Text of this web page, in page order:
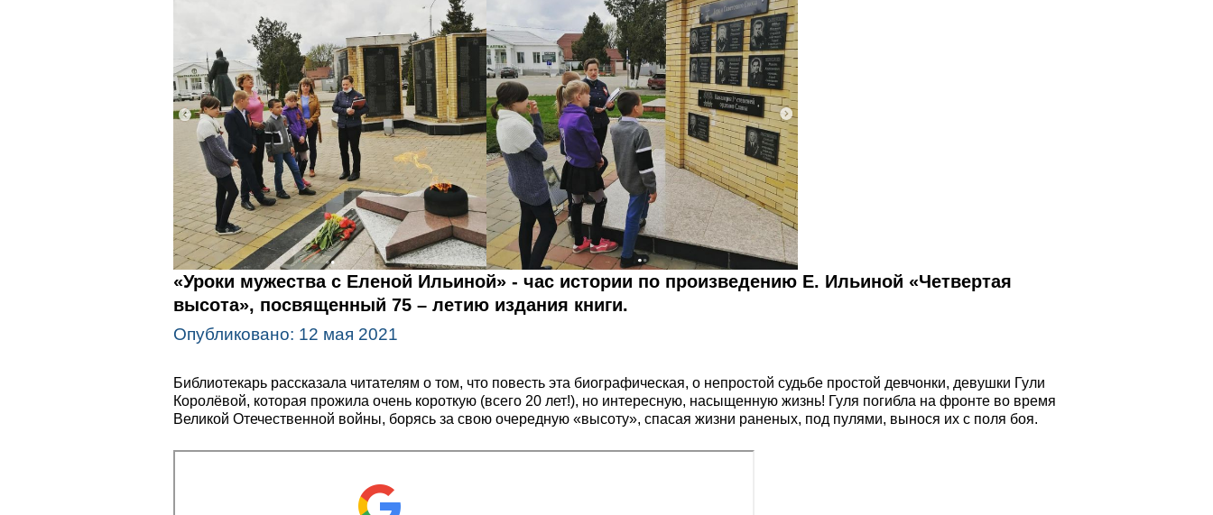
«Уроки мужества с Еленой Ильиной» - час истории по произведению Е. Ильиной «Четвертая
высота», посвященный 75 – летию издания книги.
Опубликовано: 12 мая 2021
Библиотекарь рассказала читателям о том, что повесть эта биографическая, о непростой судьбе простой девчонки, девушки Гули
Королёвой, которая прожила очень короткую (всего 20 лет!), но интересную, насыщенную жизнь! Гуля погибла на фронте во время
Великой Отечественной войны, борясь за свою очередную «высоту», спасая жизни раненых, под пулями, вынося их с поля боя.